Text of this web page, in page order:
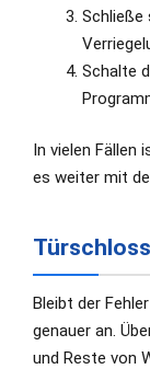
Schließe
Schalte
In vielen Fällen
es weiter mit
Bleibt der
genauer an.
und Reste von